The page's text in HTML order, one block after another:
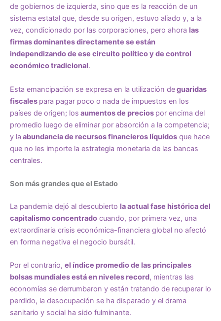
de gobiernos de izquierda, sino que es la reacción de un
sistema estatal que, desde su origen, estuvo aliado y, a la
vez, condicionado por las corporaciones, pero ahora las
firmas dominantes directamente se están
independizando de ese circuito político y de control
económico tradicional.
Esta emancipación se expresa en la utilización deguaridas
fiscales para pagar poco o nada de impuestos en los
países de origen; los aumentos de precios por encima del
promedio luego de eliminar por absorción a la competencia;
y la abundancia de recursos financieros líquidos que hace
que no les importe la estrategia monetaria de las bancas
centrales.
Son más grandes que el Estado
La pandemia dejó al descubierto la actual fase histórica del
capitalismo concentrado cuando, por primera vez, una
extraordinaria crisis económica-financiera global no afectó
en forma negativa el negocio bursátil.
Por el contrario, el índice promedio de las principales
bolsas mundiales está en niveles record, mientras las
economías se derrumbaron y están tratando de recuperar lo
perdido, la desocupación se ha disparado y el drama
sanitario y social ha sido fulminante.